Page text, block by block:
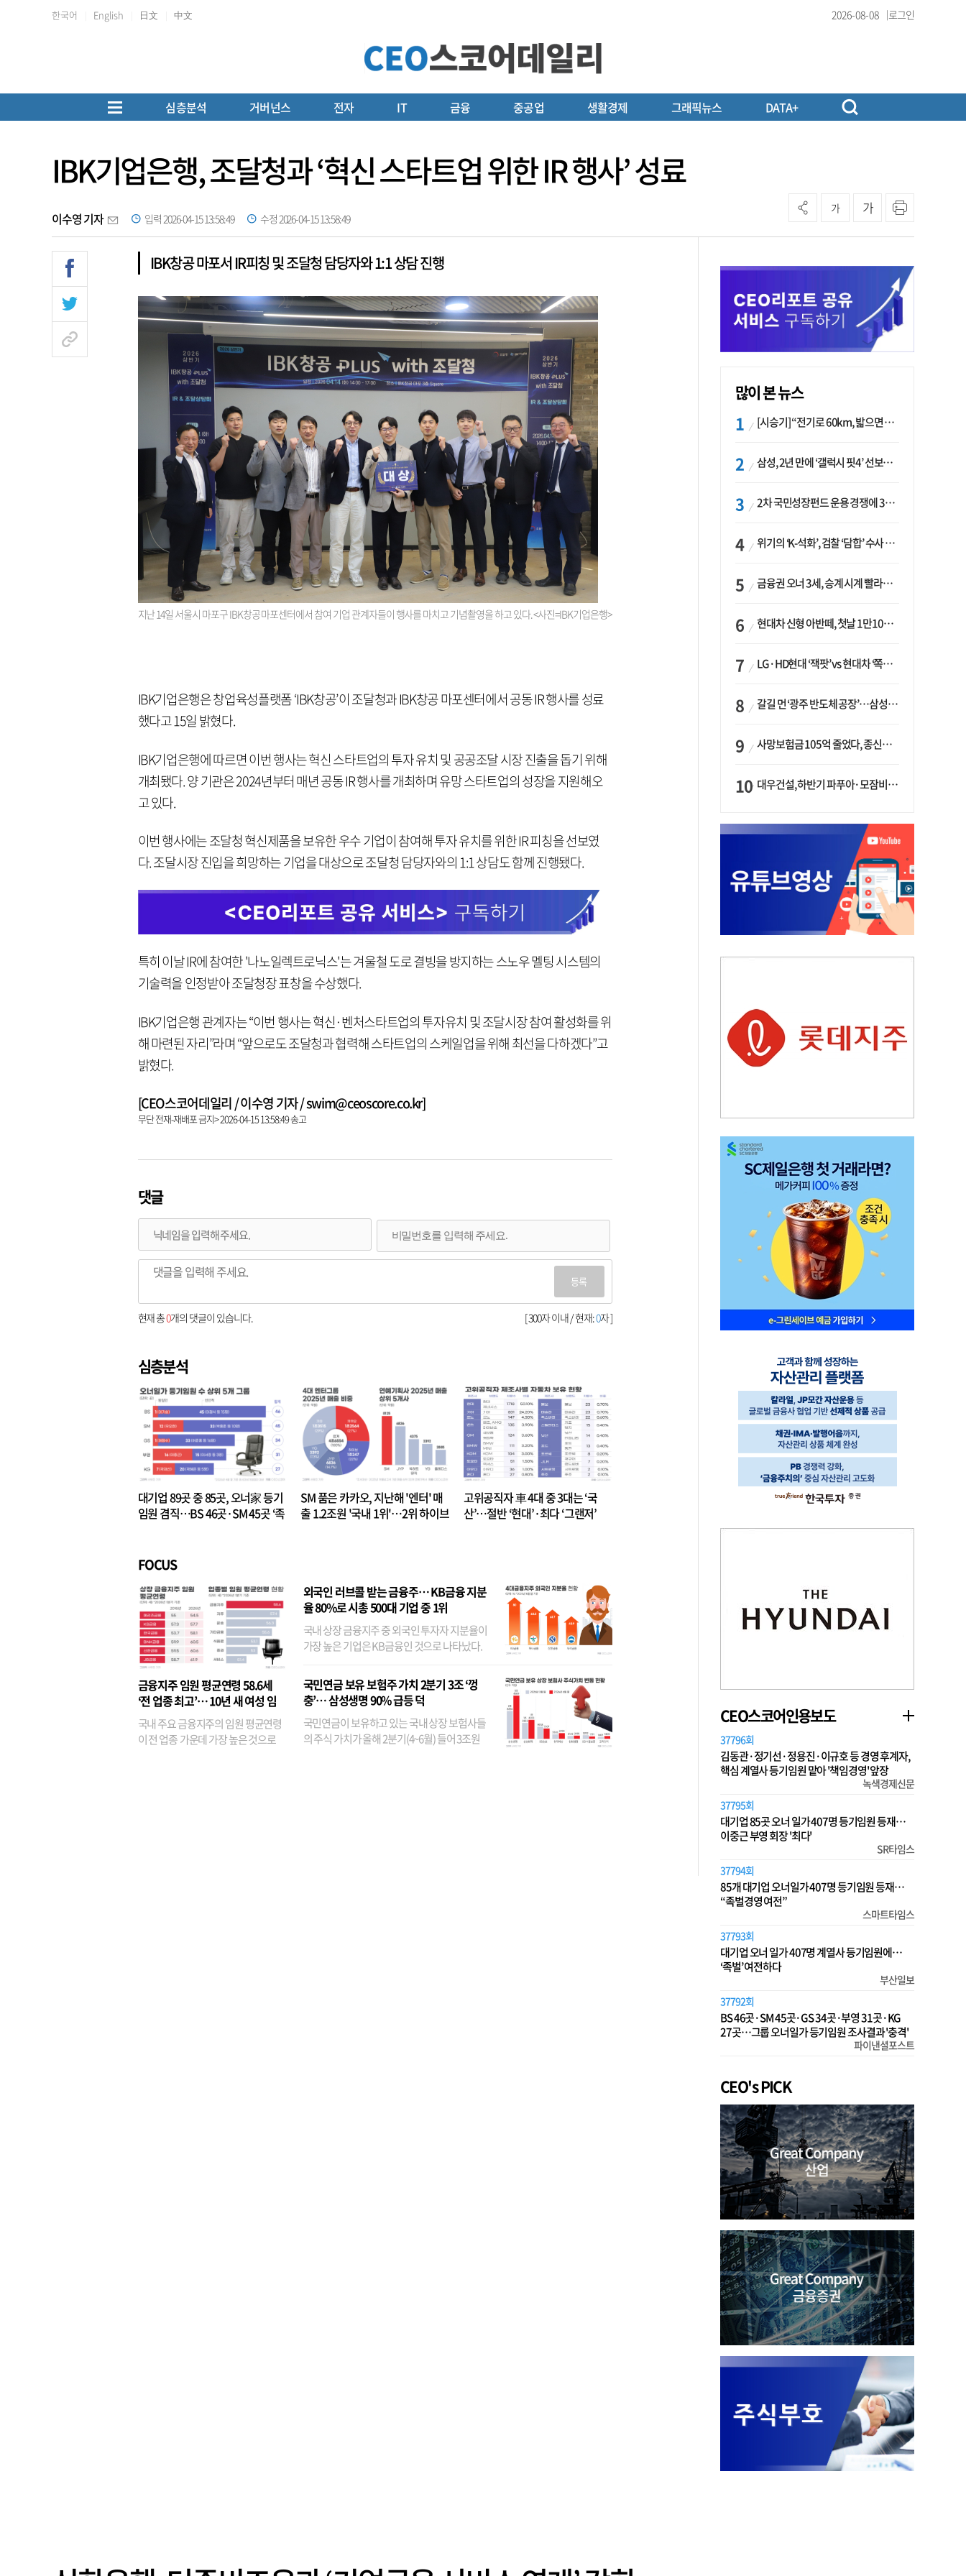
한국어 English 日文 中文 2026-08-08 로그인
심층분석 거버넌스 전자 IT 금융 중공업 생활경제 그래픽뉴스 DATA+
IBK기업은행, 조달청과 ‘혁신 스타트업 위한 IR 행사’ 성료
이수영 기자 입력 2026-04-15 13:58:49 수정 2026-04-15 13:58:49
가 가
IBK창공 마포서 IR피칭 및 조달청 담당자와 1:1 상담 진행
지난 14일 서울시 마포구 IBK창공 마포센터에서 참여 기업 관계자들이 행사를 마치고 기념촬영을 하고 있다. <사진=IBK기업은행>
IBK기업은행은 창업육성플랫폼 ‘IBK창공’이 조달청과 IBK창공 마포센터에서 공동 IR 행사를 성료
했다고 15일 밝혔다.
IBK기업은행에 따르면 이번 행사는 혁신 스타트업의 투자 유치 및 공공조달 시장 진출을 돕기 위해
개최됐다. 양 기관은 2024년부터 매년 공동 IR 행사를 개최하며 유망 스타트업의 성장을 지원해오
고 있다.
이번 행사에는 조달청 혁신제품을 보유한 우수 기업이 참여해 투자 유치를 위한 IR 피칭을 선보였
다. 조달시장 진입을 희망하는 기업을 대상으로 조달청 담당자와의 1:1 상담도 함께 진행됐다.
특히 이날 IR에 참여한 '나노일렉트로닉스'는 겨울철 도로 결빙을 방지하는 스노우 멜팅 시스템의
기술력을 인정받아 조달청장 표창을 수상했다.
IBK기업은행 관계자는 “이번 행사는 혁신·벤처스타트업의 투자유치 및 조달시장 참여 활성화를 위
해 마련된 자리”라며 “앞으로도 조달청과 협력해 스타트업의 스케일업을 위해 최선을 다하겠다”고
밝혔다.
[CEO스코어데일리 / 이수영 기자 / swim@ceoscore.co.kr]
무단 전재-재배포 금지> 2026-04-15 13:58:49 송고
댓글
등록
[ 300자 이내 / 현재:0자 ]
현재 총0개의 댓글이 있습니다.
심층분석
대기업 89곳 중 85곳, 오너家 등기
임원 겸직…BS 46곳·SM 45곳 ‘족
SM 품은 카카오, 지난해 '엔터' 매
출 1.2조원 '국내 1위'…2위 하이브
고위공직자 車 4대 중 3대는 ‘국
산’…절반 ‘현대’·최다 ‘그랜저’
FOCUS
금융지주 임원 평균연령 58.6세
‘전 업종 최고’… 10년 새 여성 임
원은 14배 껑충
국내 주요 금융지주의 임원 평균연령
이 전 업종 가운데 가장 높은 것으로
외국인 러브콜 받는 금융주… KB금융 지분
율 80%로 시총 500대 기업 중 1위
국내 상장 금융지주 중 외국인 투자자 지분율이
가장 높은 기업은 KB금융인 것으로 나타났다.
융이었다. 특히 KB금융은 지난달 말 기준 해외
기관투자자 지분율이...
국민연금 보유 보험주 가치 2분기 3조 ‘껑
충’… 삼성생명 90% 급등 덕
국민연금이 보유하고 있는 국내 상장 보험사들
의 주식 가치가 올해 2분기(4~6월) 들어 3조원
많이 본 뉴스
[시승기] “전기로 60km, 밟으면 462마력”…볼보 XC60 T8의 두 얼굴
삼성, 2년 만에 ‘갤럭시 핏4’ 선보이나…웨어러블 생태계 확장 ‘시동’
2차 국민성장펀드 운용 경쟁에 33개사 몰렸다…신한·하나 등 새 얼굴 대거 합류
위기의 ‘K-석화’, 검찰 ‘담합’ 수사 착수…“LG·한화·롯데 등 7개 업체, 8개 제품 가격 담합”
금융권 오너 3세, 승계 시계 빨라지나…한국투자 ‘속도’·미래에셋·메리츠는 ‘거리두기’
현대차 신형 아반떼, 첫날 1만1094대 계약…역대 최고치 경신
LG·HD현대 ‘잭팟’ vs 현대차 ‘쪽박’…글로벌 사모펀드, 韓 대기업 투자 ‘희비’
갈길 먼 ‘광주 반도체 공장’…삼성·SK, ‘주 52시간제’ 규제 해소 ‘공방’
사망보험금 105억 줄었다, 종신보험·유동화 동시에 ‘주춤’…신한라이프는 401억 급증
대우건설, 하반기 파푸아·모잠비크 LNG 플랜트 수주 가시권…수주목표 27조로 샹향
CEO스코어인용보도
37796회
김동관·정기선·정용진·이규호 등 경영 후계자,
핵심 계열사 등기임원 맡아 '책임경영' 앞장
녹색경제신문
37795회
대기업 85곳 오너 일가 407명 등기임원 등재…
이중근 부영 회장 '최다'
SR타임스
37794회
85개 대기업 오너일가 407명 등기임원 등재…
“족벌경영 여전”
스마트타임스
37793회
대기업 오너 일가 407명 계열사 등기임원에…
‘족벌’ 여전하다
부산일보
37792회
BS 46곳·SM 45곳·GS 34곳·부영 31곳·KG
27곳…그룹 오너일가 등기임원 조사결과 '충격'
파이낸셜포스트
CEO's PICK